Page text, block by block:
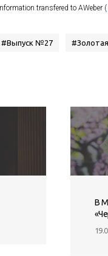
transfered to AWeber (
#Выпуск №27 #
В